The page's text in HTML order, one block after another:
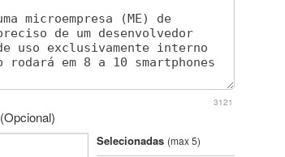
3121
(Opcional)
Selecionadas (max 5)